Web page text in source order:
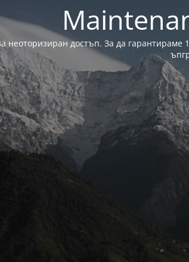
неоторизиран достъп. За да